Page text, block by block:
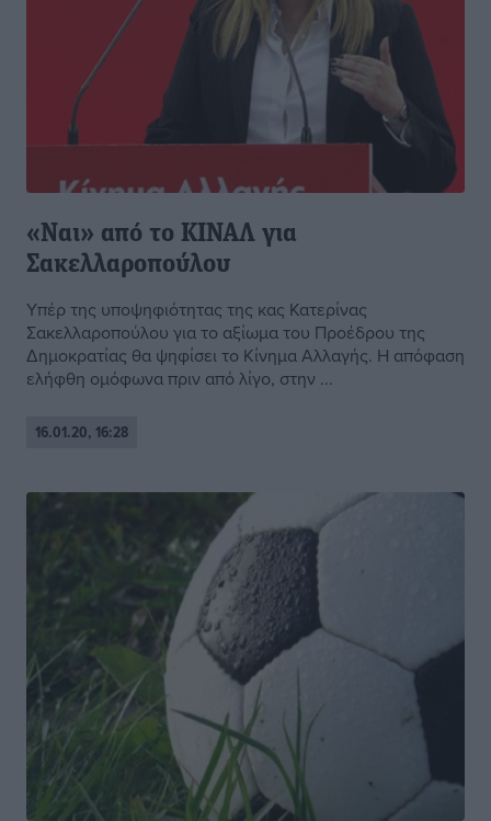
«Ναι» από το ΚΙΝΑΛ για
Σακελλαροπούλου
Υπέρ της υποψηφιότητας της κας Κατερίνας
Σακελλαροπούλου για το αξίωμα του Προέδρου της
Δημοκρατίας θα ψηφίσει το Κίνημα Αλλαγής. Η απόφαση
ελήφθη ομόφωνα πριν από λίγο, στην ...
16.01.20, 16:28